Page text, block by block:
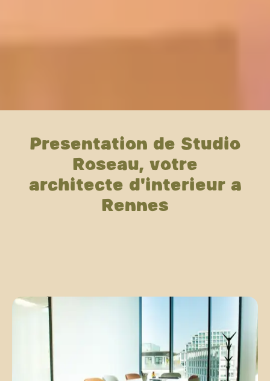
Présentation de Studio
Roseau, votre
architecte d'intérieur à
Rennes